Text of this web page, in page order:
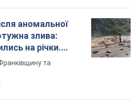
аномальної
злива:
на річки.
та